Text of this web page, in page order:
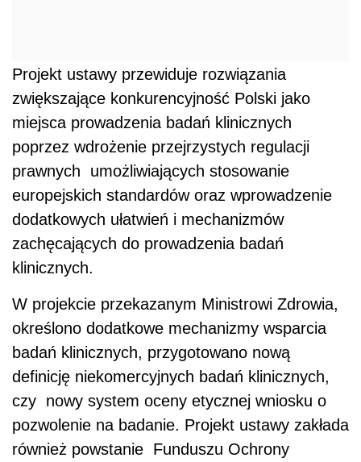
Projekt ustawy przewiduje rozwiązania
zwiększające konkurencyjność Polski jako
miejsca prowadzenia badań klinicznych
poprzez wdrożenie przejrzystych regulacji
prawnych umożliwiających stosowanie
europejskich standardów oraz wprowadzenie
dodatkowych ułatwień i mechanizmów
zachęcających do prowadzenia badań
klinicznych.
W projekcie przekazanym Ministrowi Zdrowia,
określono dodatkowe mechanizmy wsparcia
badań klinicznych, przygotowano nową
definicję niekomercyjnych badań klinicznych,
czy nowy system oceny etycznej wniosku o
pozwolenie na badanie. Projekt ustawy zakłada
również powstanie Funduszu Ochrony